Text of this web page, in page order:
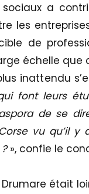
a
les
de
échelle que
inattendu
font leurs
de se
vu qu’il
», confie le
était